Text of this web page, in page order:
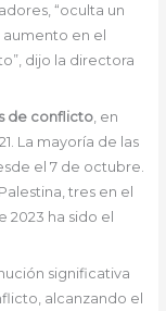
“oculta un
en el
dijo la directora
de conflicto, en
La mayoría de las
el 7 de octubre.
tres en el
2023 ha sido el
significativa
alcanzando el